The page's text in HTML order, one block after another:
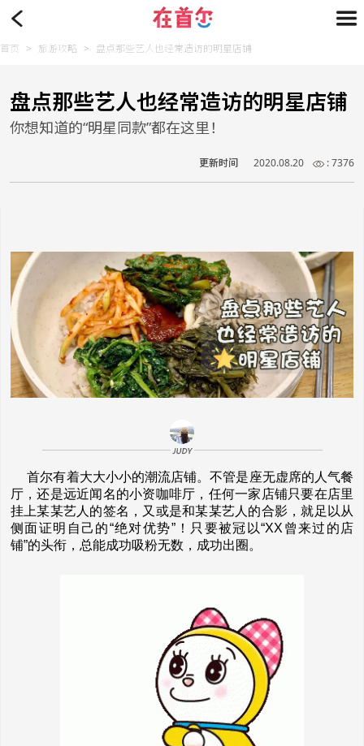
首页 > 旅游攻略 > 盘点那些艺人也经常造访的明星店铺
盘点那些艺人也经常造访的明星店铺
你想知道的“明星同款”都在这里！
更新时间 2020.08.20 : 7376
首尔有着大大小小的潮流店铺。不管是座无虚席的人气餐
厅，还是远近闻名的小资咖啡厅，任何一家店铺只要在店里
挂上某某艺人的签名，又或是和某某艺人的合影，就足以从
侧面证明自己的“绝对优势”！只要被冠以“XX曾来过的店
铺”的头衔，总能成功吸粉无数，成功出圈。